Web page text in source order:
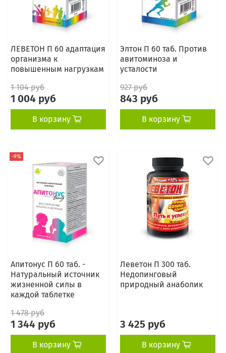
ЛЕВЕТОН П 60 адаптация
организма к
повышенным нагрузкам
1 104 руб
1 004 руб
В корзину
Элтон П 60 таб. Против
авитоминоза и
усталости
927 руб
843 руб
В корзину
-9%
Апитонус П 60 таб. -
Натуральный источник
жизненной силы в
каждой таблетке
1 478 руб
1 344 руб
В корзину
Леветон П 300 таб.
Недопинговый
природный анаболик
3 425 руб
В корзину